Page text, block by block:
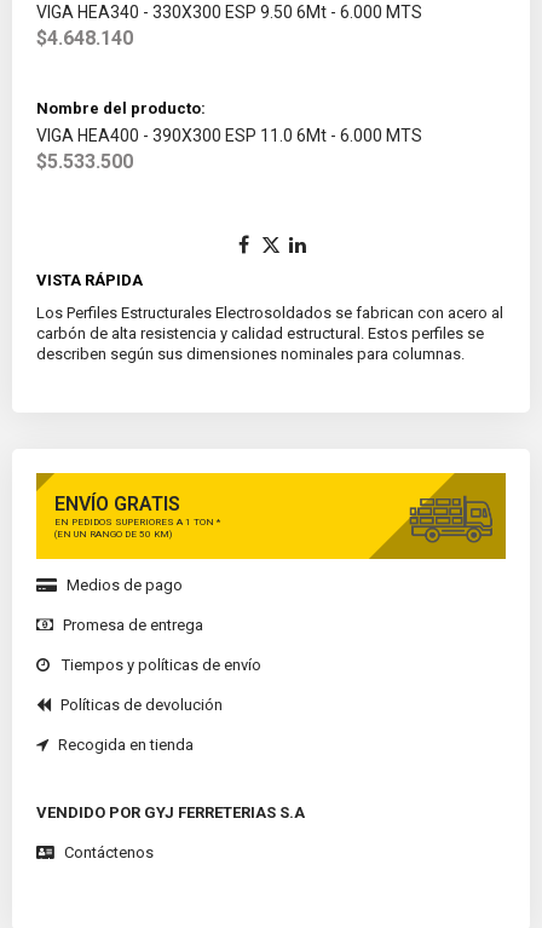
VIGA HEA340 - 330X300 ESP 9.50 6Mt - 6.000 MTS
$4.648.140
VIGA HEA400 - 390X300 ESP 11.0 6Mt - 6.000 MTS
$5.533.500
VISTA RÁPIDA
Los Perfiles Estructurales Electrosoldados se fabrican con acero al
carbón de alta resistencia y calidad estructural. Estos perfiles se
describen según sus dimensiones nominales para columnas.
ENVÍO GRATIS
EN PEDIDOS SUPERIORES A 1 TON *
(EN UN RANGO DE 50 KM)
Medios de pago
Promesa de entrega
Tiempos y políticas de envío
Políticas de devolución
Recogida en tienda
VENDIDO POR GYJ FERRETERIAS S.A
Contáctenos